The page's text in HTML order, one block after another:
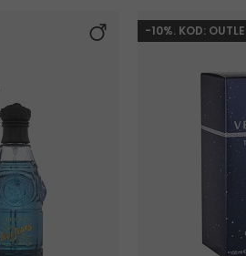
-10%. KOD: